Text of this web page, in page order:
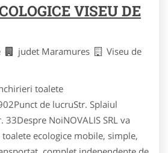
VISEU DE
judet Maramures
Viseu de
toalete
de lucruStr. Splaiul
33Despre NoiNOVALIS SRL va
ecologice mobile, simple,